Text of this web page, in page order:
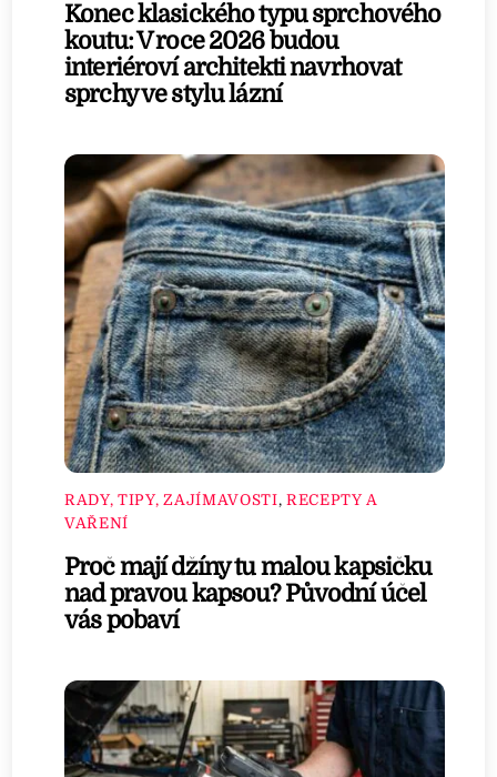
Konec klasického typu sprchového
koutu: V roce 2026 budou
interiéroví architekti navrhovat
sprchy ve stylu lázní
RADY, TIPY, ZAJÍMAVOSTI, RECEPTY A
VAŘENÍ
Proč mají džíny tu malou kapsičku
nad pravou kapsou? Původní účel
vás pobaví